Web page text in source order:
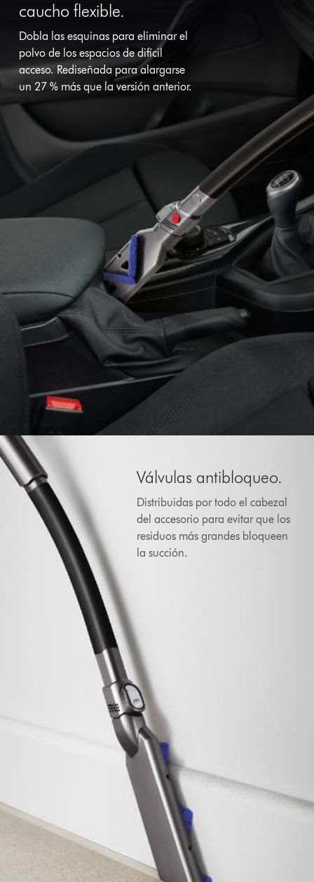
caucho flexible.
Dobla las esquinas para eliminar el
polvo de los espacios de difícil
acceso. Rediseñada para alargarse
un 27 % más que la versión anterior.
Válvulas antibloqueo.
Distribuidas por todo el cabezal
del accesorio para evitar que los
residuos más grandes bloqueen
la succión.